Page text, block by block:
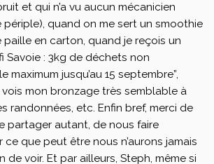
et qui n’a vu aucun mécanicien
périple), quand on me sert un smoothie
paille en carton, quand je reçois un
Savoie : 3kg de déchets non
maximum jusqu’au 15 septembre”,
mon bronzage très semblable à
randonnées, etc. Enfin bref, merci de
partager autant, de nous faire
ce que peut être nous n’aurons jamais
de voir. Et par ailleurs, Steph, même si